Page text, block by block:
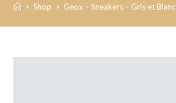
> Shop > Geox – Sneakers – Gris et Blanc